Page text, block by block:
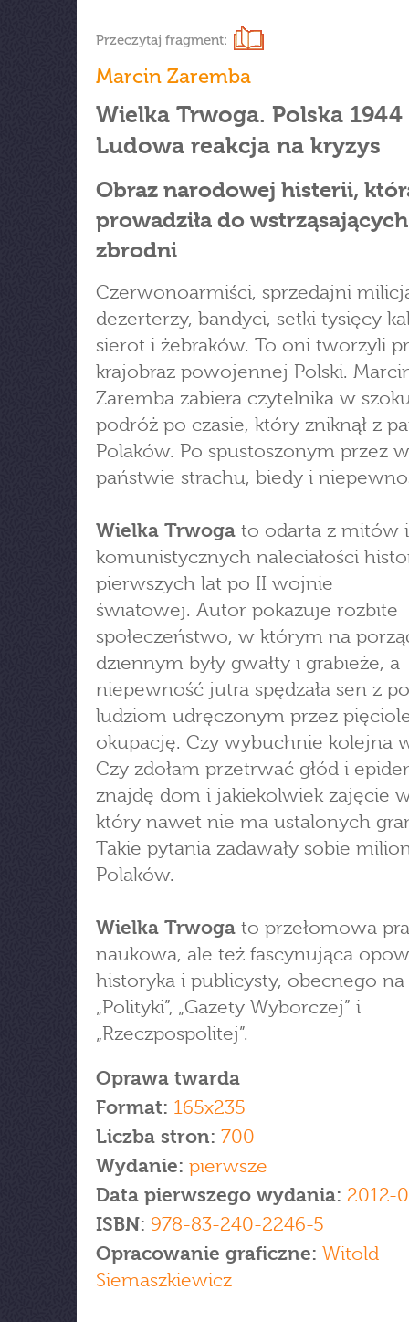
Przeczytaj fragment:
Marcin Zaremba
Wielka Trwoga. Polska 1944
Ludowa reakcja na kryzys
Obraz narodowej histerii,
prowadziła do wstrząsających
zbrodni
Czerwonoarmiści, sprzedajni
dezerterzy, bandyci, setki tysięcy
sierot i żebraków. To oni tworzyli
krajobraz powojennej Polski.
Zaremba zabiera czytelnika w
podróż po czasie, który zniknął z
Polaków. Po spustoszonym przez
państwie strachu, biedy i
Wielka Trwoga to odarta z mitów i
komunistycznych naleciałości
pierwszych lat po II wojnie
światowej. Autor pokazuje rozbite
społeczeństwo, w którym na
dziennym były gwałty i grabieże, a
niepewność jutra spędzała sen z
ludziom udręczonym przez
okupację. Czy wybuchnie kolejna
Czy zdołam przetrwać głód i
znajdę dom i jakiekolwiek zajęcie
który nawet nie ma ustalonych
Takie pytania zadawały sobie
Polaków.
Wielka Trwoga to przełomowa
naukowa, ale też fascynująca
historyka i publicysty, obecnego na
„Polityki”, „Gazety Wyborczej” i
„Rzeczpospolitej”.
Oprawa twarda
Format: 165x235
Liczba stron: 700
Wydanie: pierwsze
Data pierwszego wydania: 2012-
ISBN: 978-83-240-2246-5
Opracowanie graficzne: Witold
Siemaszkiewicz